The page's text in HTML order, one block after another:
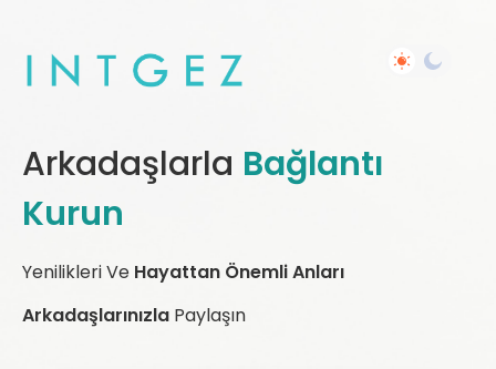
Arkadaşlarla Bağlantı
Kurun
Yenilikleri Ve Hayattan Önemli Anları
Arkadaşlarınızla Paylaşın